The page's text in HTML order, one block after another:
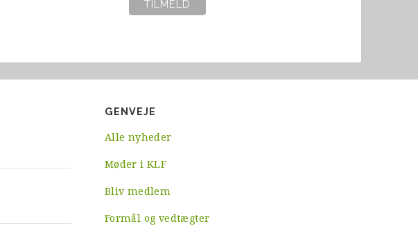
GENVEJE
Alle nyheder
Møder i KLF
Bliv medlem
Formål og vedtægter